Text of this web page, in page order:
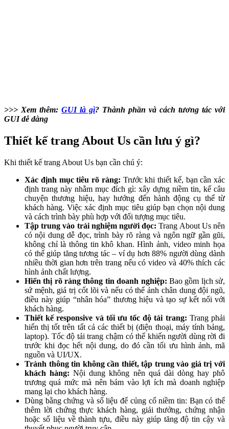
>>> Xem thêm: GUI là gì? Thành phần và cách tương tác với
GUI dễ dàng
Thiết kế trang About Us cần lưu ý gì?
Khi thiết kế trang About Us bạn cần chú ý:
Xác định mục tiêu rõ ràng: Trước khi thiết kế, bạn cần xác
định trang này nhằm mục đích gì: xây dựng niềm tin, kể câu
chuyện thương hiệu, hay hướng đến hành động cụ thể từ
khách hàng. Việc xác định mục tiêu giúp bạn chọn nội dung
và cách trình bày phù hợp với đối tượng mục tiêu.
Tập trung vào trải nghiệm người đọc:Trang About Us nên
có nội dung dễ đọc, trình bày rõ ràng và ngôn ngữ gần gũi,
không chỉ là thông tin khô khan. Hình ảnh, video minh họa
có thể giúp tăng tương tác – ví dụ hơn 88% người dùng dành
nhiều thời gian hơn trên trang nếu có video và 40% thích các
hình ảnh chất lượng.
Hiển thị rõ ràng thông tin doanh nghiệp: Bao gồm lịch sử,
sứ mệnh, giá trị cốt lõi và nếu có thể ảnh chân dung đội ngũ,
điều này giúp “nhân hóa” thương hiệu và tạo sự kết nối với
khách hàng.
Thiết kế responsive và tối ưu tốc độ tải trang: Trang phải
hiển thị tốt trên tất cả các thiết bị (điện thoại, máy tính bảng,
laptop). Tốc độ tải trang chậm có thể khiến người dùng rời đi
trước khi đọc hết nội dung, do đó cần tối ưu hình ảnh, mã
nguồn và UI/UX.
Tránh thông tin không cần thiết, tập trung vào giá trị với
khách hàng:Nội dung không nên quá dài dòng hay phô
trương quá mức mà nên bám vào lợi ích mà doanh nghiệp
mang lại cho khách hàng.
Dùng bằng chứng và số liệu để củng cố niềm tin: Bạn có thể
thêm lời chứng thực khách hàng, giải thưởng, chứng nhận
hoặc số liệu về thành tựu, điều này giúp tăng độ tin cậy và